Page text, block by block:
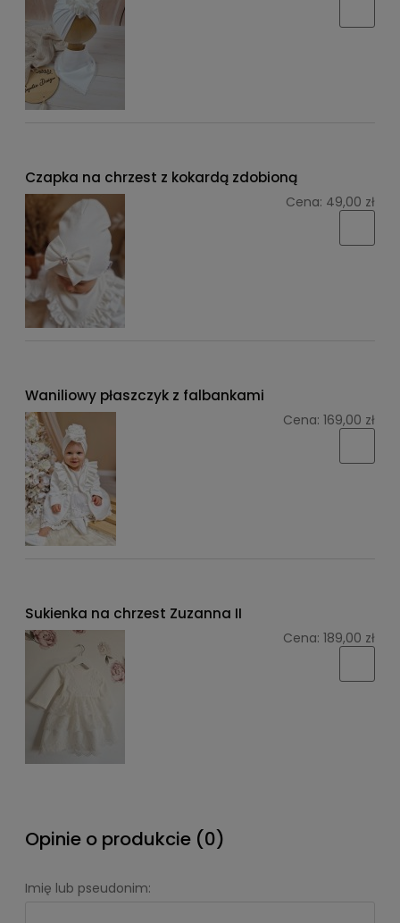
Czapka na chrzest z kokardą zdobioną
Cena: 49,00 zł
Waniliowy płaszczyk z falbankami
Cena: 169,00 zł
Sukienka na chrzest Zuzanna II
Cena: 189,00 zł
Opinie o produkcie (0)
Imię lub pseudonim: